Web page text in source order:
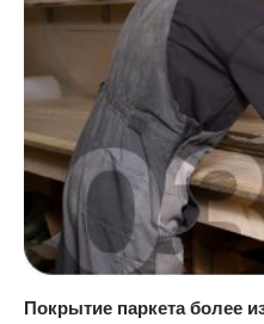
Покрытие паркета более